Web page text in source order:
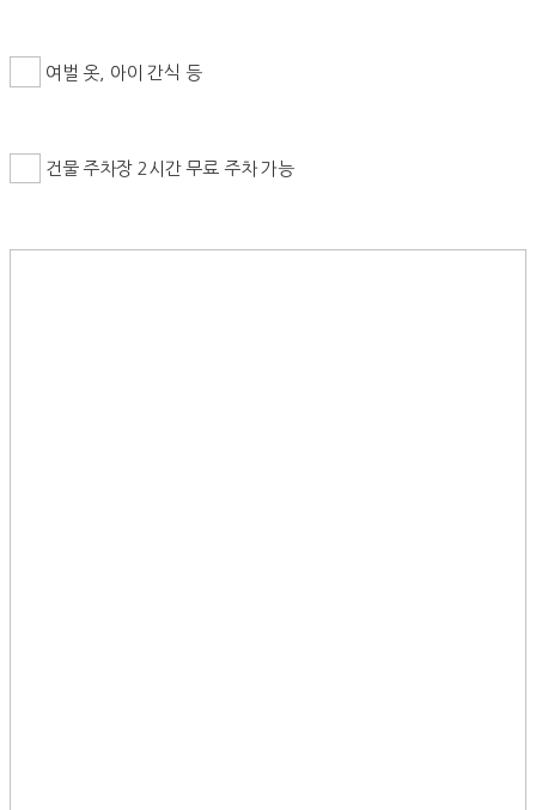
여벌 옷, 아이 간식 등
건물 주차장 2시간 무료 주차 가능